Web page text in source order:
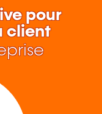
pour
client